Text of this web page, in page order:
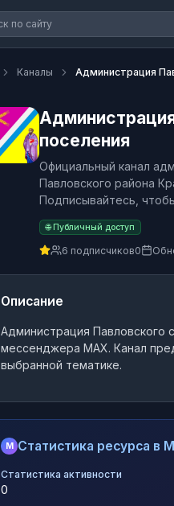
Каналы Администрация
поселения
Официальный канал
Павловского района
Подписывайтесь,
🌐 Публичный доступ
6 подписчиков0
Описание
Администрация Павловского
мессенджера MAX. Канал
выбранной тематике.
M Статистика ресурса в
Статистика активности
0